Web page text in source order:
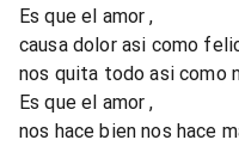
Es que el amor ,
causa dolor asi como
nos quita todo asi como
Es que el amor ,
nos hace bien nos hace